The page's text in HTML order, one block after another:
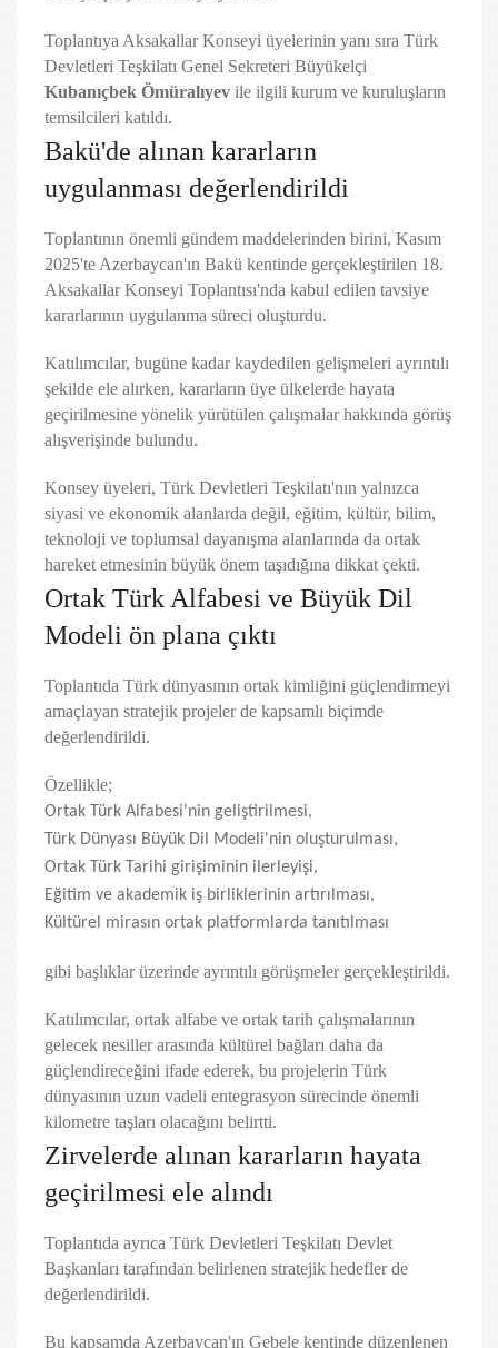
Toplantıya Aksakallar Konseyi üyelerinin yanı sıra Türk
Devletleri Teşkilatı Genel Sekreteri Büyükelçi
Kubanıçbek Ömüralıyev ile ilgili kurum ve kuruluşların
temsilcileri katıldı.
Bakü'de alınan kararların
uygulanması değerlendirildi
Toplantının önemli gündem maddelerinden birini, Kasım
2025'te Azerbaycan'ın Bakü kentinde gerçekleştirilen 18.
Aksakallar Konseyi Toplantısı'nda kabul edilen tavsiye
kararlarının uygulanma süreci oluşturdu.
Katılımcılar, bugüne kadar kaydedilen gelişmeleri ayrıntılı
şekilde ele alırken, kararların üye ülkelerde hayata
geçirilmesine yönelik yürütülen çalışmalar hakkında görüş
alışverişinde bulundu.
Konsey üyeleri, Türk Devletleri Teşkilatı'nın yalnızca
siyasi ve ekonomik alanlarda değil, eğitim, kültür, bilim,
teknoloji ve toplumsal dayanışma alanlarında da ortak
hareket etmesinin büyük önem taşıdığına dikkat çekti.
Ortak Türk Alfabesi ve Büyük Dil
Modeli ön plana çıktı
Toplantıda Türk dünyasının ortak kimliğini güçlendirmeyi
amaçlayan stratejik projeler de kapsamlı biçimde
değerlendirildi.
Özellikle;
Ortak Türk Alfabesi'nin geliştirilmesi,
Türk Dünyası Büyük Dil Modeli'nin oluşturulması,
Ortak Türk Tarihi girişiminin ilerleyişi,
Eğitim ve akademik iş birliklerinin artırılması,
Kültürel mirasın ortak platformlarda tanıtılması
gibi başlıklar üzerinde ayrıntılı görüşmeler gerçekleştirildi.
Katılımcılar, ortak alfabe ve ortak tarih çalışmalarının
gelecek nesiller arasında kültürel bağları daha da
güçlendireceğini ifade ederek, bu projelerin Türk
dünyasının uzun vadeli entegrasyon sürecinde önemli
kilometre taşları olacağını belirtti.
Zirvelerde alınan kararların hayata
geçirilmesi ele alındı
Toplantıda ayrıca Türk Devletleri Teşkilatı Devlet
Başkanları tarafından belirlenen stratejik hedefler de
değerlendirildi.
Bu kapsamda Azerbaycan'ın Gebele kentinde düzenlenen